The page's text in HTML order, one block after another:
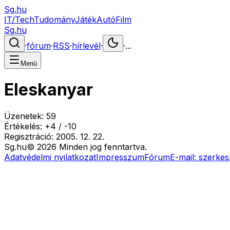
Sg.hu
IT/TechTudományJátékAutóFilm
Sg.hu
·fórum·RSS·hírlevél· ·...
Menü
Eleskanyar
Üzenetek: 59
Értékelés: +4 / -10
Regisztráció: 2005. 12. 22.
Sg.hu© 2026 Minden jog fenntartva.
Adatvédelmi nyilatkozatImpresszumFórumE-mail: